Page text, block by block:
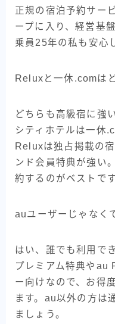
正規の宿泊予約サー
ープに入り、経営基
乗員25年の私も安心
Reluxと一休.comは
どちらも高級宿に強
シティホテルは一休
Reluxは独占掲載の
ンド会員特典が強い
約するのがベストです
auユーザーじゃなく
はい、誰でも利用で
プレミアム特典やau
ー向けなので、お得
ます。au以外の方は
ましょう。